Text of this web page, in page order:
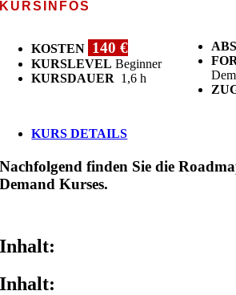
KURSINFOS
KOSTEN 140 €
KURSLEVEL Beginner
KURSDAUER 1,6 h
KURS DETAILS
Nachfolgend finden Sie die
Demand Kurses.
Inhalt:
Inhalt: